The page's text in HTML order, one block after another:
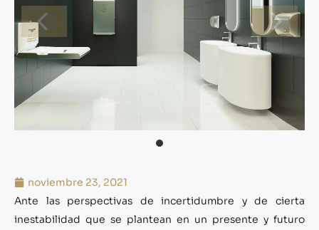
noviembre 23, 2021
Ante las perspectivas de incertidumbre y de cierta
inestabilidad que se plantean en un presente y futuro